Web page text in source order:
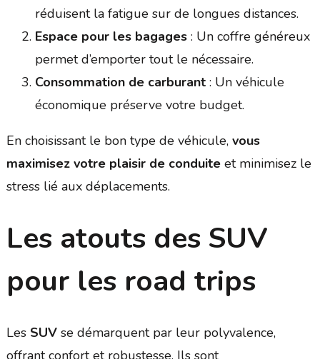
réduisent la fatigue sur de longues distances.
Espace pour les bagages: Un coffre généreux
permet d’emporter tout le nécessaire.
Consommation de carburant: Un véhicule
économique préserve votre budget.
En choisissant le bon type de véhicule, vous
maximisez votre plaisir de conduiteet minimisez le
stress lié aux déplacements.
Les atouts des SUV
pour les road trips
Les SUVse démarquent par leur polyvalence,